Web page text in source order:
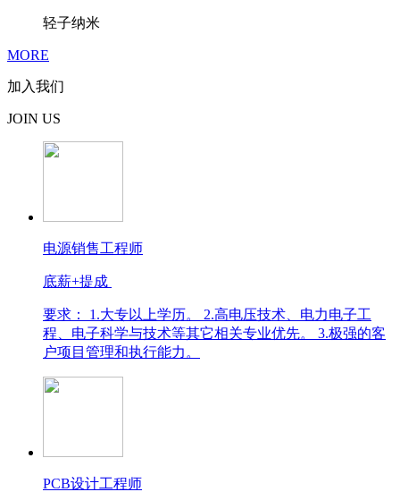
轻子纳米
MORE
加入我们
JOIN US
电源销售工程师
底薪+提成
要求： 1.大专以上学历。 2.高电压技术、电力电子工
程、电子科学与技术等其它相关专业优先。 3.极强的客
户项目管理和执行能力。
PCB设计工程师